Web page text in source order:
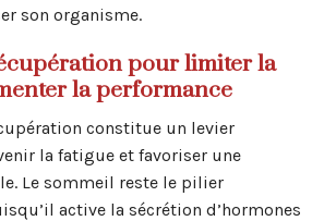
son organisme.
pour limiter la
la performance
constitue un levier
la fatigue et favoriser une
Le sommeil reste le pilier
active la sécrétion d’hormones